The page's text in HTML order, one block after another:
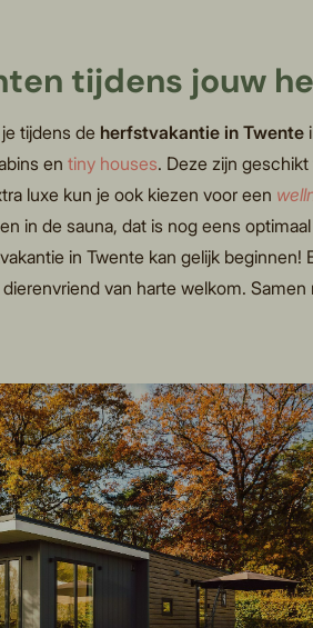
tijdens jouw
tijdens de herfstvakantie in Twente
entiny houses. Deze zijn
luxe kun je ook kiezen voor een
in de sauna, dat is nog eens
in Twente kan gelijk
van harte welkom.